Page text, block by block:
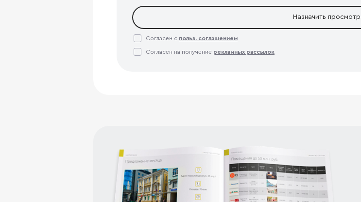
Назначить просмотр
Согласен с польз. соглашением
Согласен на получение рекламных рассылок